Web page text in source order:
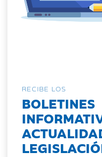
RECIBE LOS
BOLETINES